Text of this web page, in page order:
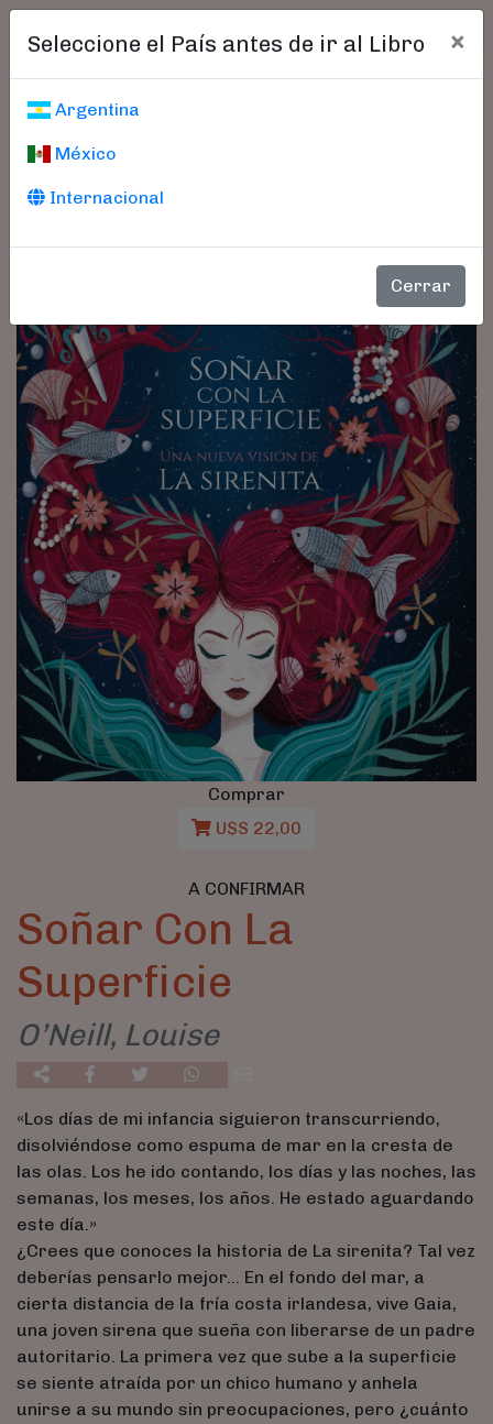
Seleccione el País antes de ir al Libro ×
Argentina
México
Internacional
Cerrar
Comprar
U$S 22,00
A CONFIRMAR
Soñar Con La
Superficie
O’Neill, Louise
«Los días de mi infancia siguieron transcurriendo,
disolviéndose como espuma de mar en la cresta de
las olas. Los he ido contando, los días y las noches, las
semanas, los meses, los años. He estado aguardando
este día.»
¿Crees que conoces la historia de La sirenita? Tal vez
deberías pensarlo mejor... En el fondo del mar, a
cierta distancia de la fría costa irlandesa, vive Gaia,
una joven sirena que sueña con liberarse de un padre
autoritario. La primera vez que sube a la superficie
se siente atraída por un chico humano y anhela
unirse a su mundo sin preocupaciones, pero ¿cuánto